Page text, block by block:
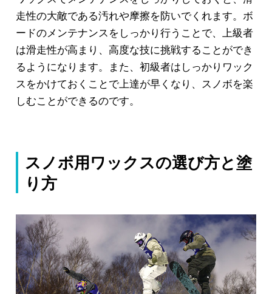
走性の大敵である汚れや摩擦を防いでくれます。ボ
ードのメンテナンスをしっかり行うことで、上級者
は滑走性が高まり、高度な技に挑戦することができ
るようになります。また、初級者はしっかりワック
スをかけておくことで上達が早くなり、スノボを楽
しむことができるのです。
スノボ用ワックスの選び方と塗
り方